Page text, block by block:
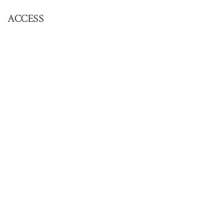
ACCESS